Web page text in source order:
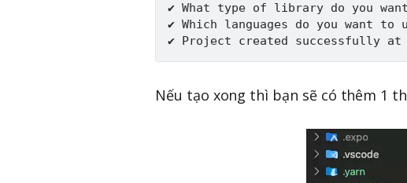
✔ What type of library do you
✔ Which languages do you want
Nếu tạo xong thì bạn sẽ có thêm 1